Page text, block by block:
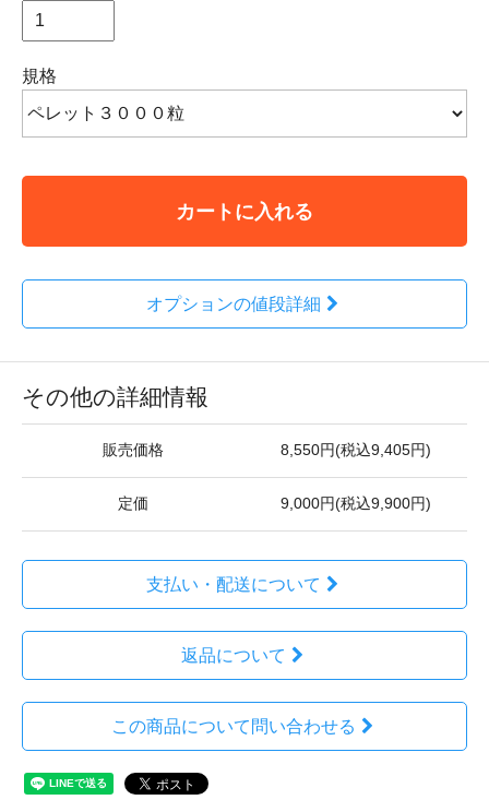
規格
カートに入れる
オプションの値段詳細
その他の詳細情報
販売価格 8,550円(税込9,405円)
定価 9,000円(税込9,900円)
支払い・配送について
返品について
この商品について問い合わせる